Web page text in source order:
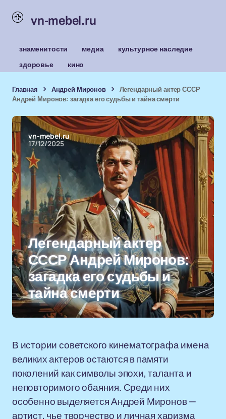
vn-mebel.ru
знаменитости медиа
культурное наследие
здоровье
кино
Главная Андрей Миронов
Легендарный актер СССР
Андрей Миронов: загадка его судьбы и тайна смерти
vn-mebel.ru
17/12/2025
Легендарный актер
СССР Андрей Миронов:
загадка его судьбы и
тайна смерти
В истории советского кинематографа имена
великих актеров остаются в памяти
поколений как символы эпохи, таланта и
неповторимого обаяния. Среди них
особенно выделяется Андрей Миронов —
артист, чье творчество и личная харизма